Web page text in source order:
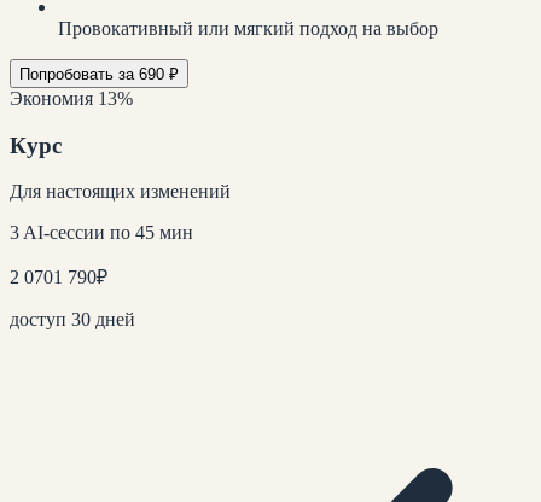
Провокативный или мягкий подход на выбор
Попробовать за 690 ₽
Экономия 13%
Курс
Для настоящих изменений
3 AI-сессии по 45 мин
2 0701 790₽
доступ 30 дней